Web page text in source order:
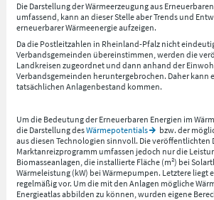
Die Darstellung der Wärmeerzeugung aus
umfassend, kann an dieser Stelle aber Trends und
erneuerbarer Wärmeenergie aufzeigen.
Da die Postleitzahlen in Rheinland-Pfalz nicht
Verbandsgemeinden übereinstimmen, werden die
Landkreisen zugeordnet und dann anhand der
Verbandsgemeinden heruntergebrochen. Daher kann
tatsächlichen Anlagenbestand kommen.
Um die Bedeutung der Erneuerbaren Energien im
die Darstellung desWärmepotentials
bzw. der
aus diesen Technologien sinnvoll. Die veröffentlichten
Marktanreizprogramm umfassen jedoch nur die
Biomasseanlagen, die installierte Fläche (m²) bei
Wärmeleistung (kW) bei Wärmepumpen. Letztere liegt
regelmäßig vor. Um die mit den Anlagen mögliche
Energieatlas abbilden zu können, wurden eigene